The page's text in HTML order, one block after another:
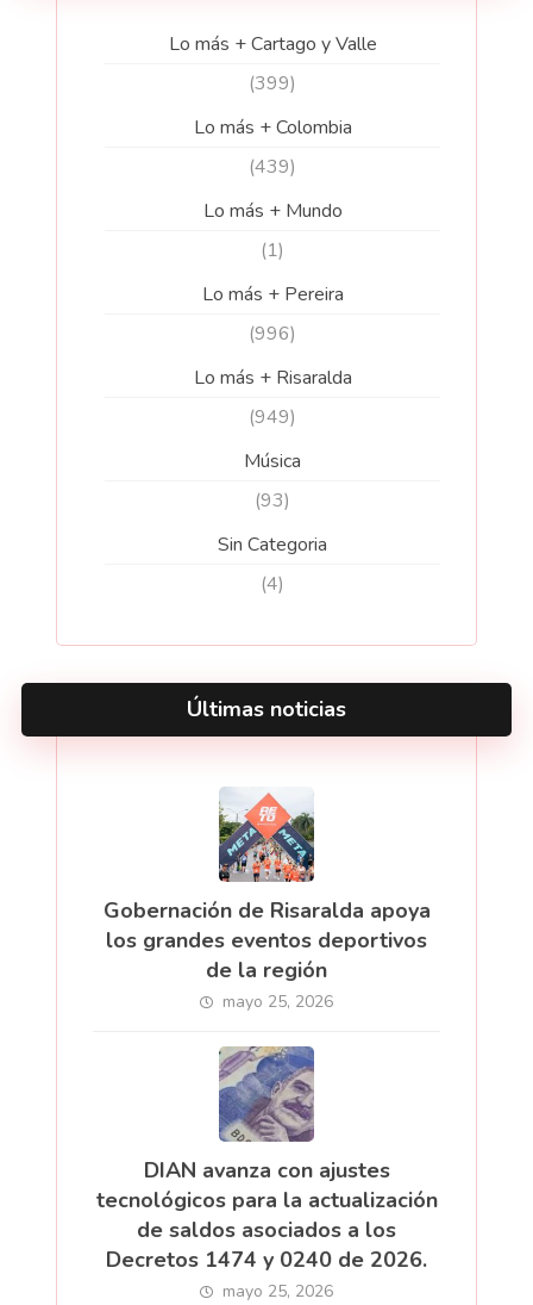
Lo más + Cartago y Valle
(399)
Lo más + Colombia
(439)
Lo más + Mundo
(1)
Lo más + Pereira
(996)
Lo más + Risaralda
(949)
Música
(93)
Sin Categoria
(4)
Últimas noticias
Gobernación de Risaralda apoya
los grandes eventos deportivos
de la región
mayo 25, 2026
DIAN avanza con ajustes
tecnológicos para la actualización
de saldos asociados a los
Decretos 1474 y 0240 de 2026.
mayo 25, 2026